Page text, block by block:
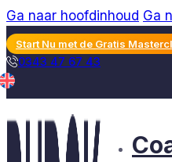
Ga naar hoofdinhoud Ga
Start Nu met de Gratis
0343 47 67 43